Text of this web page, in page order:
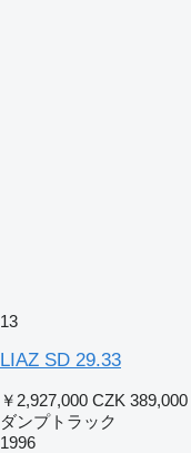
13
LIAZ SD 29.33
￥2,927,000 CZK 389,000
ダンプトラック
1996